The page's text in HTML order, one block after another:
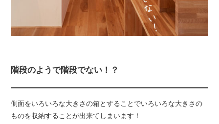
階段のようで階段でない！？
側面をいろいろな大きさの箱とすることでいろいろな大きさの
ものを収納することが出来てしまいます！